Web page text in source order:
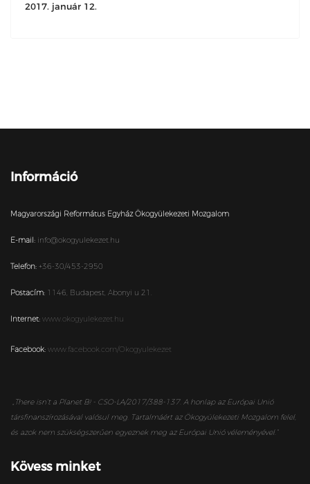
2017. január 12.
Információ
Magyarországi Református Egyház Ökogyülekezeti Mozgalom
E-mail: info@okogyulekezet.hu
Telefon: +36-30/453-2950
Postacím: 1146, Budapest, Abonyi u 21.
Internet: www.okogyulekezet.hu
Facebook: www.facebook.com/Okogyulekezet
„ There isn’t a Planet B! - CSO-LA/2017/388-137. A honlap az Európai Unió
társfinanszírozásával valósul meg. Tartalmáért az Ökogyülekezeti Mozgalom felel,
és azok nem szükségszerűen egyeznek meg az Európai Unió véleményével.”
Kövess minket